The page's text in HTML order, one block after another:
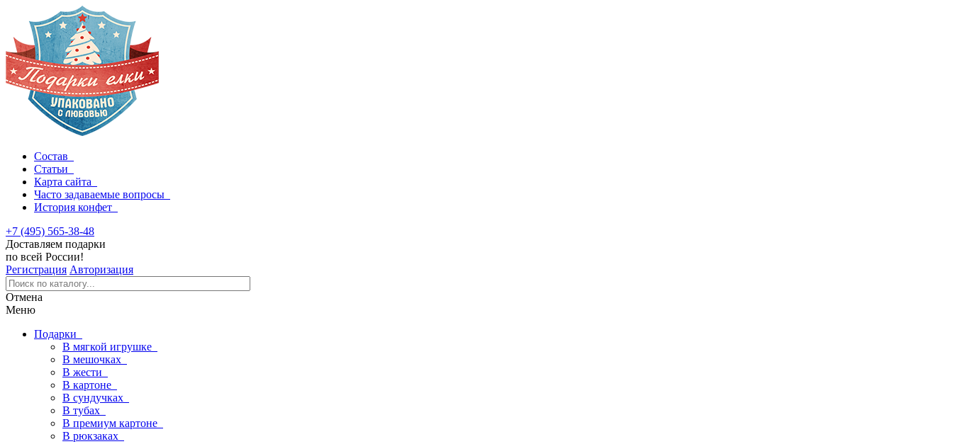
Состав
Статьи
Карта сайта
Часто задаваемые вопросы
История конфет
+7 (495) 565-38-48
Доставляем подарки
по всей России!
Регистрация Авторизация
Отмена
Меню
Подарки
В мягкой игрушке
В мешочках
В жести
В картоне
В сундучках
В тубах
В премиум картоне
В рюкзаках